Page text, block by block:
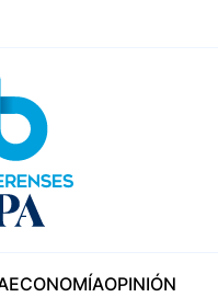
ECONOMÍAOPINIÓN